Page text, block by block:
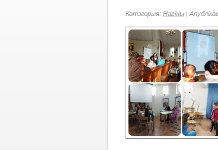
Катэгорыя: Навіны |